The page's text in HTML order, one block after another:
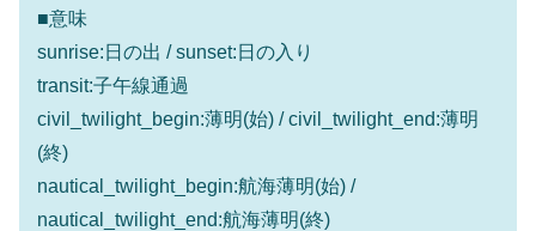
■意味
sunrise:日の出 / sunset:日の入り
transit:子午線通過
civil_twilight_begin:薄明(始) / civil_twilight_end:薄明
(終)
nautical_twilight_begin:航海薄明(始) /
nautical_twilight_end:航海薄明(終)